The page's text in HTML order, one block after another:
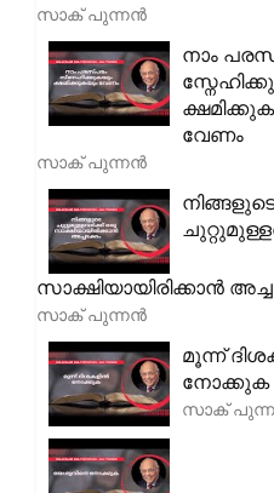
സാക് പുന്നൻ
നാം
വേണം
സാക് പുന്നൻ
നിങ്ങളുടെ
സാക്ഷിയായിരിക്കാൻ
സാക് പുന്നൻ
മൂന്ന്
നോക്കുക
സാക്